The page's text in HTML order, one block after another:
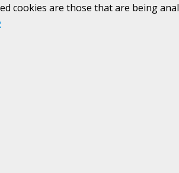
cookies are those that are being